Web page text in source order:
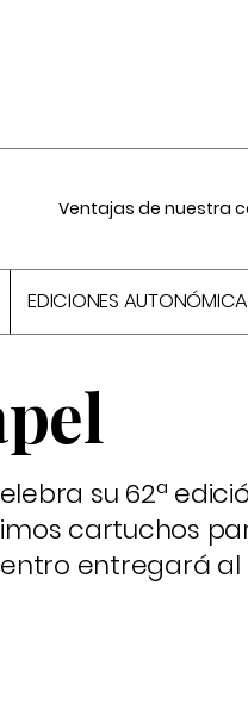
Ventajas de nuestra
EDICIONES
su 62ª
cartuchos
entregará